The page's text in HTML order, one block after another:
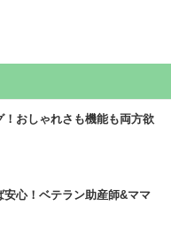
おしゃれさも機能も両方欲
心！ベテラン助産師&ママ